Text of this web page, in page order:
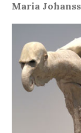
Maria